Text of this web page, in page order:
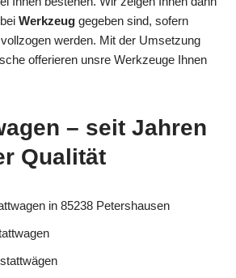
Werkzeug gegeben sind, sofern
werden. Mit der Umsetzung
offerieren unsre Werkzeuge Ihnen
– seit Jahren
Qualität
in 85238 Petershausen